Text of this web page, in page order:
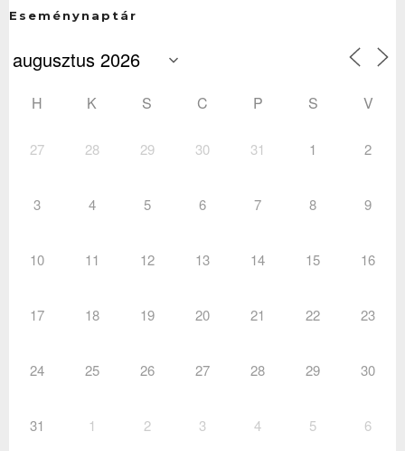
Eseménynaptár
H K S C P S V
27 28 29 30 31 1 2
3 4 5 6 7 8 9
10 11 12 13 14 15 16
17 18 19 20 21 22 23
24 25 26 27 28 29 30
31 1 2 3 4 5 6